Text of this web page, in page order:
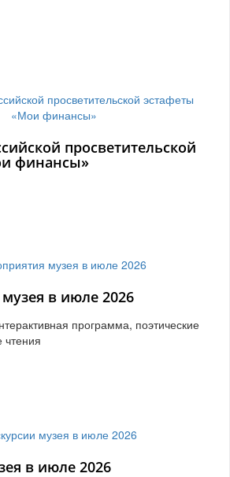
просветительской
финансы»
в июле 2026
программа, поэтические
в июле 2026